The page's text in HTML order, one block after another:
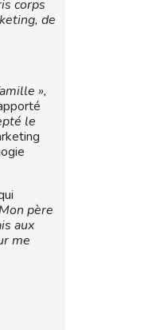
corps
de
»,
le
père
aux
me